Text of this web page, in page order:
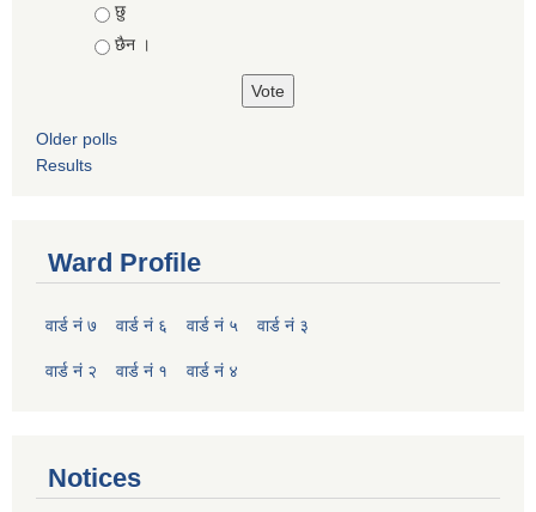
Choices
छु
छैन ।
Older polls
Results
Ward Profile
वार्ड नं ७ वार्ड नं ६ वार्ड नं ५ वार्ड नं ३
वार्ड नं २ वार्ड नं १ वार्ड नं ४
Notices